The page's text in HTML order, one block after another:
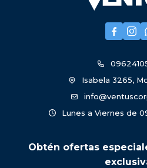
 
Isabela 3265,
Lunes a Viernes de
Obtén ofertas